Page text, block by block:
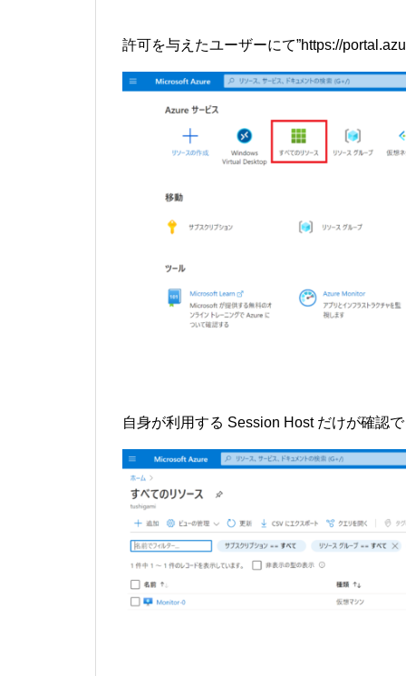
許可を与えたユーザーにて”https://
自身が利用する Session Host だけが確認